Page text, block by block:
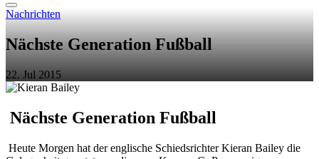
Nachrichten
Nächste Generation Fußball
22. Jul 2015
Nächste Generation Fußball
Heute Morgen hat der englische Schiedsrichter Kieran Bailey die